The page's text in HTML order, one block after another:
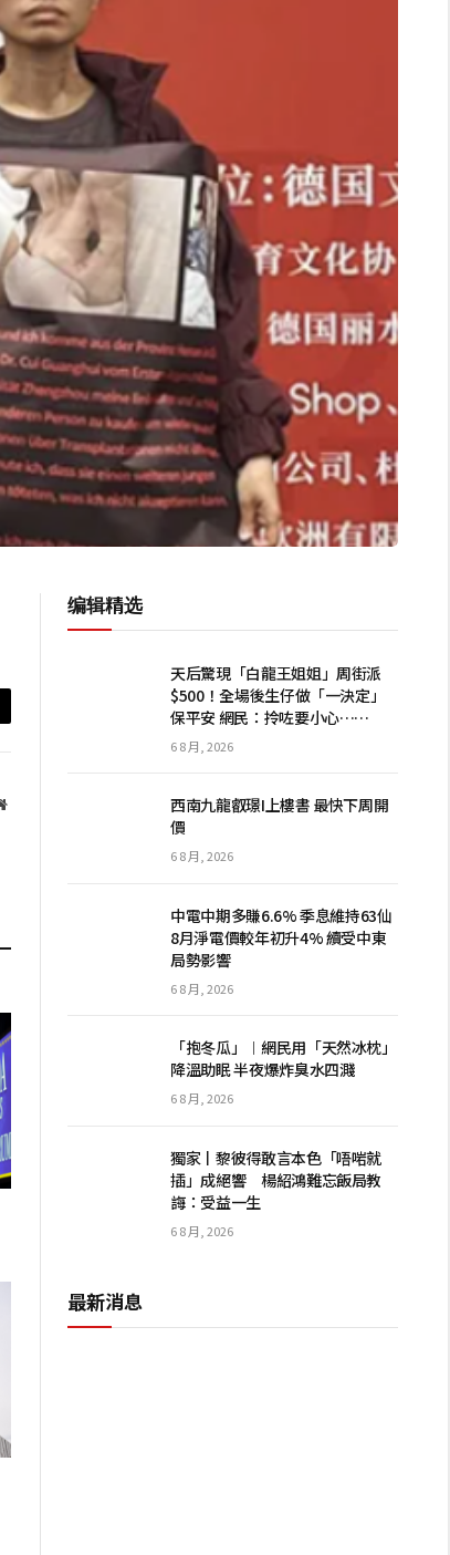
网
编辑精选
天后驚現「白龍王姐姐」周街派
$500！全場後生仔做「一決定」
保平安 網民：拎咗要小心……
6 8 月, 2026
西南九龍叡璟I上樓書 最快下周開
價
6 8 月, 2026
中電中期多賺6.6% 季息維持63仙
8月淨電價較年初升4% 續受中東
局勢影響
6 8 月, 2026
「抱冬瓜」︱網民用「天然冰枕」
降溫助眠 半夜爆炸臭水四濺
6 8 月, 2026
獨家丨黎彼得敢言本色「唔啱就
插」成絕響 楊紹鴻難忘飯局教
誨：受益一生
6 8 月, 2026
最新消息